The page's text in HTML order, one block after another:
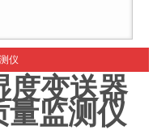
仪
变送器
量监测仪